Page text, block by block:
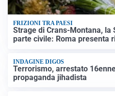
FRIZIONI TRA PAESI
Strage di Crans-Montana, la
parte civile: Roma presenta
INDAGINE DIGOS
Terrorismo, arrestato
propaganda jihadista